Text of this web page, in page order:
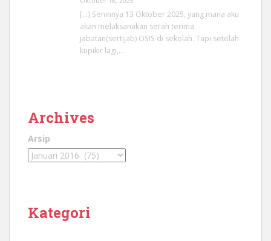
[…] Seninnya 13 Oktober 2025, yang mana aku
akan melaksanakan serah terima
jabatan(sertijab) OSIS di sekolah. Tapi setelah
kupikir lagi,…
Archives
Arsip
Kategori